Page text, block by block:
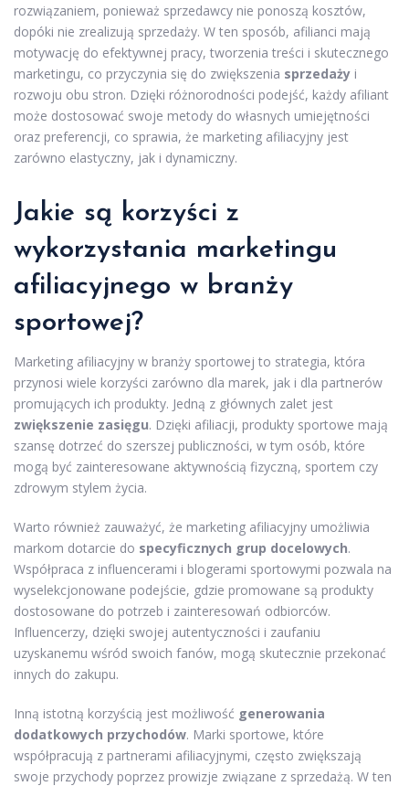
rozwiązaniem, ponieważ sprzedawcy nie ponoszą kosztów,
dopóki nie zrealizują sprzedaży. W ten sposób, afilianci mają
motywację do efektywnej pracy, tworzenia treści i skutecznego
marketingu, co przyczynia się do zwiększenia sprzedaży i
rozwoju obu stron. Dzięki różnorodności podejść, każdy afiliant
może dostosować swoje metody do własnych umiejętności
oraz preferencji, co sprawia, że marketing afiliacyjny jest
zarówno elastyczny, jak i dynamiczny.
Jakie są korzyści z
wykorzystania marketingu
afiliacyjnego w branży
sportowej?
Marketing afiliacyjny w branży sportowej to strategia, która
przynosi wiele korzyści zarówno dla marek, jak i dla partnerów
promujących ich produkty. Jedną z głównych zalet jest
zwiększenie zasięgu. Dzięki afiliacji, produkty sportowe mają
szansę dotrzeć do szerszej publiczności, w tym osób, które
mogą być zainteresowane aktywnością fizyczną, sportem czy
zdrowym stylem życia.
Warto również zauważyć, że marketing afiliacyjny umożliwia
markom dotarcie do specyficznych grup docelowych.
Współpraca z influencerami i blogerami sportowymi pozwala na
wyselekcjonowane podejście, gdzie promowane są produkty
dostosowane do potrzeb i zainteresowań odbiorców.
Influencerzy, dzięki swojej autentyczności i zaufaniu
uzyskanemu wśród swoich fanów, mogą skutecznie przekonać
innych do zakupu.
Inną istotną korzyścią jest możliwość generowania
dodatkowych przychodów. Marki sportowe, które
współpracują z partnerami afiliacyjnymi, często zwiększają
swoje przychody poprzez prowizje związane z sprzedażą. W ten